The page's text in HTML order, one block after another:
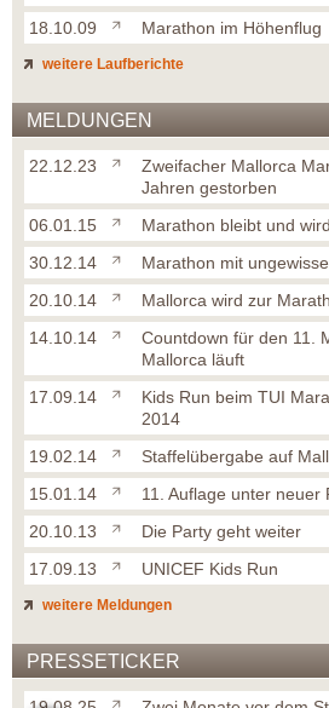
18.10.09
Marathon im Höhenflug
weitere Laufberichte
MELDUNGEN
22.12.23
Zweifacher Mallorca
Jahren gestorben
06.01.15
Marathon bleibt und
30.12.14
Marathon mit
20.10.14
Mallorca wird zur
14.10.14
Countdown für den 11.
Mallorca läuft
17.09.14
Kids Run beim TUI
2014
19.02.14
Staffelübergabe auf
15.01.14
11. Auflage unter neuer
20.10.13
Die Party geht weiter
17.09.13
UNICEF Kids Run
weitere Meldungen
PRESSETICKER